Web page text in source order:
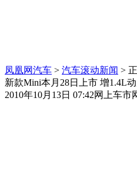
凤凰网汽车 > 汽车滚动新闻 >
新款Mini本月28日上市 增1.4L
2010年10月13日 07:42网上车市